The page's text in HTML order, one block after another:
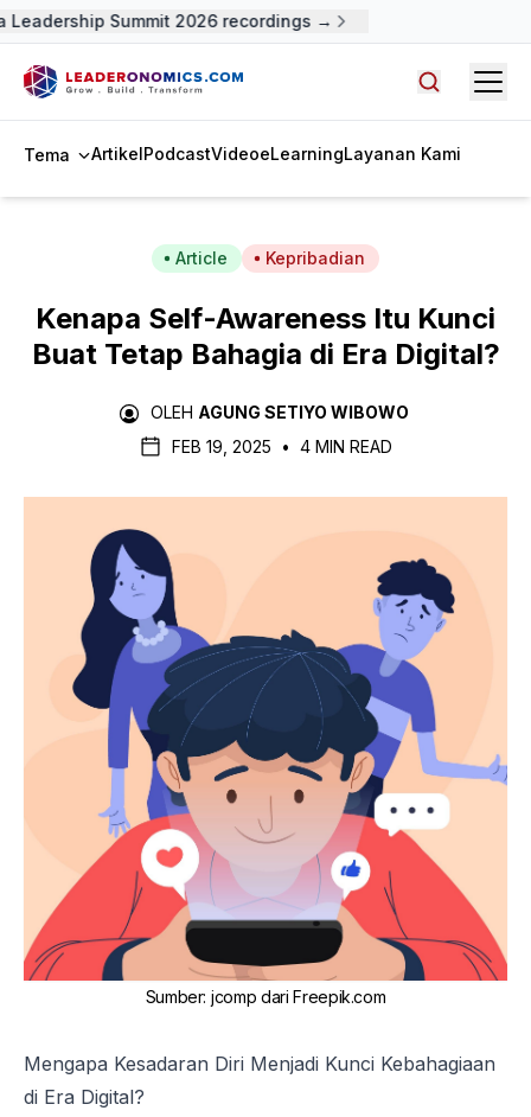
Summit 2026 recordings →
Tema ArtikelPodcastVideoeLearningLayanan Kami
Article Kepribadian
Kenapa Self-Awareness Itu Kunci
Buat Tetap Bahagia di Era Digital?
OLEH AGUNG SETIYO WIBOWO
FEB 19, 2025
• 4 MIN READ
Sumber: jcomp dari Freepik.com
Mengapa Kesadaran Diri Menjadi Kunci Kebahagiaan
di Era Digital?